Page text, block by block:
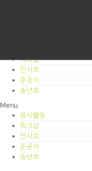
워크샵
전시회
준공식
송년회
Menu
봉사활동
워크샵
전시회
준공식
송년회